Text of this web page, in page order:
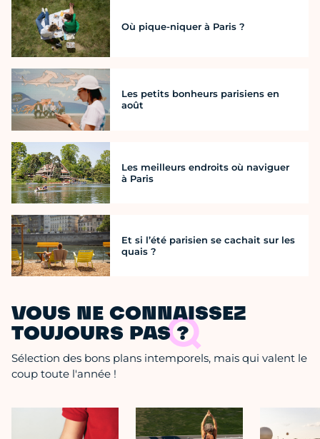
Où pique-niquer à Paris ?
Les petits bonheurs parisiens en
août
Les meilleurs endroits où naviguer
à Paris
Et si l’été parisien se cachait sur les
quais ?
VOUS NE CONNAISSEZ
TOUJOURS PAS ?
Sélection des bons plans intemporels, mais qui valent le
coup toute l'année !